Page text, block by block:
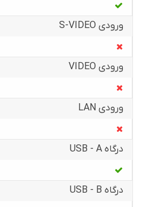
ورودی S-VIDEO
ورودی VIDEO
ورودی LAN
درگاه USB - A
درگاه USB - B